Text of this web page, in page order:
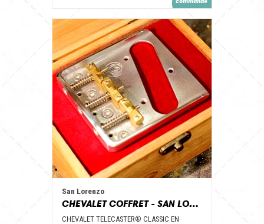
San Lorenzo
CHEVALET COFFRET - SAN LORENZO GUITAR PARTS
CHEVALET TELECASTER® CLASSIC EN